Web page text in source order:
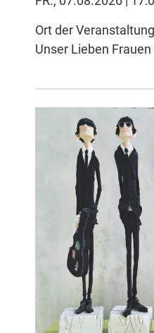
Ort der
Unser Lieben Frauen